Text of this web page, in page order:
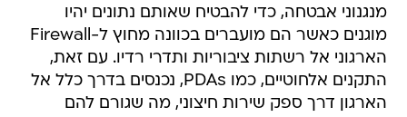
מנגנוני אבטחה, כדי להבטיח שאותם נתונים יהיו
מוגנים כאשר הם מועברים בכוונה מחוץ ל-Firewall
הארגוני אל רשתות ציבוריות ותדרי רדיו. עם זאת,
התקנים אלחוטיים, כמו PDAs, נכנסים בדרך כלל אל
הארגון דרך ספק שירות חיצוני, מה שגורם להם